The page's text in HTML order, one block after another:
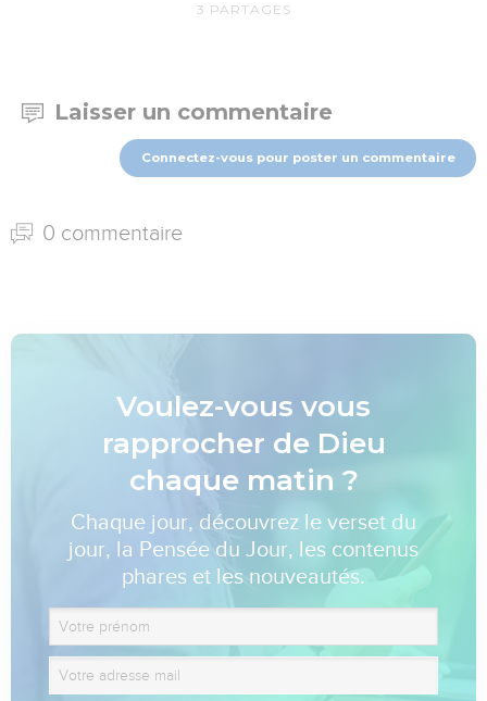
3 PARTAGES
Laisser un commentaire
Connectez-vous pour poster un commentaire
0 commentaire
Voulez-vous vous
rapprocher de Dieu
chaque matin ?
Chaque jour, découvrez le verset du
jour, la Pensée du Jour, les contenus
phares et les nouveautés.